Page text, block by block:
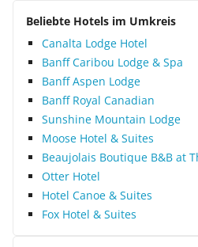
Beliebte Hotels im Umkreis
Canalta Lodge Hotel
Banff Caribou Lodge & Spa
Banff Aspen Lodge
Banff Royal Canadian
Sunshine Mountain Lodge
Moose Hotel & Suites
Beaujolais Boutique B&B at
Otter Hotel
Hotel Canoe & Suites
Fox Hotel & Suites